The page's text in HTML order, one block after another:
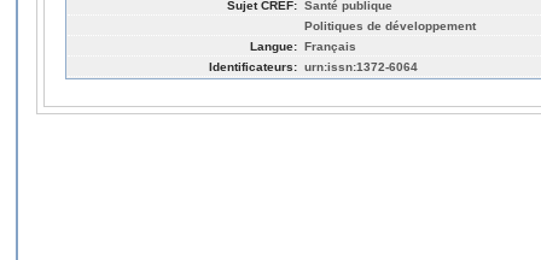
Sujet CREF: Santé publique
Politiques de développement
Langue: Français
Identificateurs: urn:issn:1372-6064